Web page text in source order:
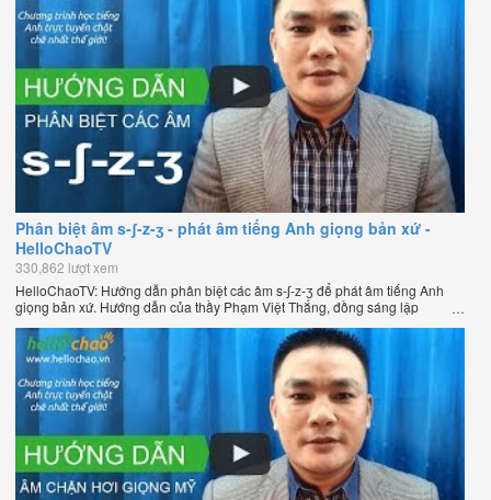
Phân biệt âm s-ʃ-z-ʒ - phát âm tiếng Anh giọng bản xứ -
HelloChaoTV
330,862 lượt xem
HelloChaoTV: Hướng dẫn phân biệt các âm s-ʃ-z-ʒ để phát âm tiếng Anh
giọng bản xứ. Hướng dẫn của thầy Phạm Việt Thắng, đồng sáng lập
giới.